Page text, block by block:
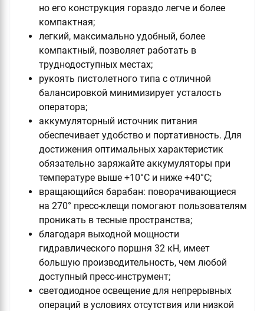
но его конструкция гораздо легче и более
компактная;
легкий, максимально удобный, более
компактный, позволяет работать в
труднодоступных местах;
рукоять пистолетного типа с отличной
балансировкой минимизирует усталость
оператора;
аккумуляторный источник питания
обеспечивает удобство и портативность. Для
достижения оптимальных характеристик
обязательно заряжайте аккумуляторы при
температуре выше +10°C и ниже +40°C;
вращающийся барабан: поворачивающиеся
на 270° пресс-клещи помогают пользователям
проникать в тесные пространства;
благодаря выходной мощности
гидравлического поршня 32 кН, имеет
большую производительность, чем любой
доступный пресс-инструмент;
светодиодное освещение для непрерывных
операций в условиях отсутствия или низкой